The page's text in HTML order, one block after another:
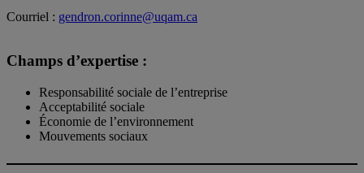
Courriel : gendron.corinne@uqam.ca
Champs d’expertise :
Responsabilité sociale de l’entreprise
Acceptabilité sociale
Économie de l’environnement
Mouvements sociaux